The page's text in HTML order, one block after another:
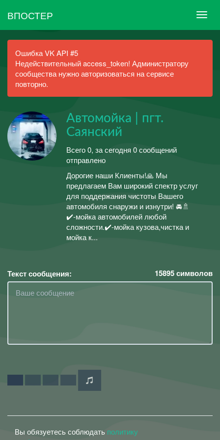
ВПОСТЕР
Ошибка VK API #5
Недействительный access_token! Администратору
сообщества нужно авторизоваться на сервисе
повторно.
Автомойка | пгт.
Саянский
Всего 0, за сегодня 0 сообщений
отправлено
Дорогие наши Клиенты!🙏 Мы
предлагаем Вам широкий спектр услуг
для поддержания чистоты Вашего
автомобиля снаружи и изнутри! 🚘🚿
✔️-мойка автомобилей любой
сложности.✔️-мойка кузова,чистка и
мойка к...
Текст сообщения: 15895символов
Вы обязуетесь соблюдать политику